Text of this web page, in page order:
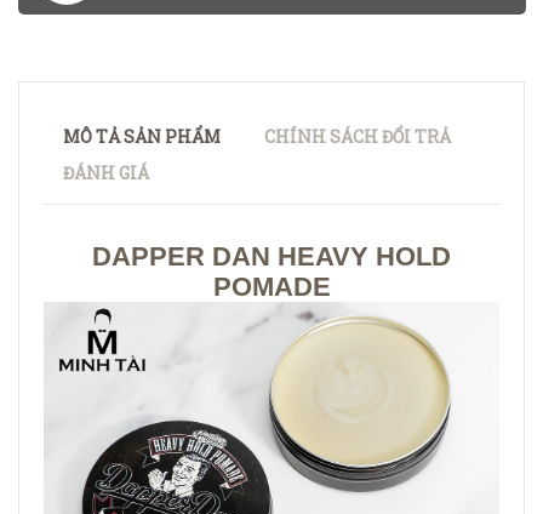
MÔ TẢ SẢN PHẨM
CHÍNH SÁCH ĐỔI TRẢ
ĐÁNH GIÁ
DAPPER DAN HEAVY HOLD
POMADE